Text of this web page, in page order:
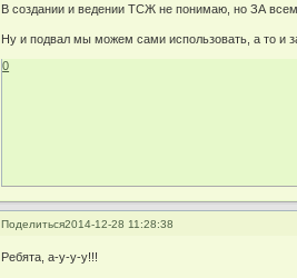
В создании и ведении ТСЖ не понимаю, но ЗА
Ну и подвал мы можем сами использовать, а то и
0
Поделиться2014-12-28 11:28:38
Ребята, а-у-у-у!!!